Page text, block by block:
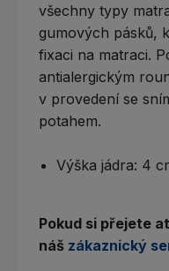
všechny typy
gumových pásků,
fixaci na matraci.
antialergickým
v provedení se
potahem.
Výška jádra: 4
Pokud si přejete
náš zákaznický